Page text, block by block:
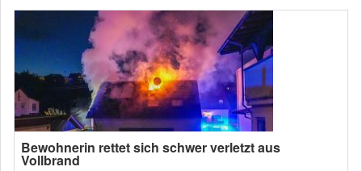
Bewohnerin rettet sich schwer verletzt aus
Vollbrand